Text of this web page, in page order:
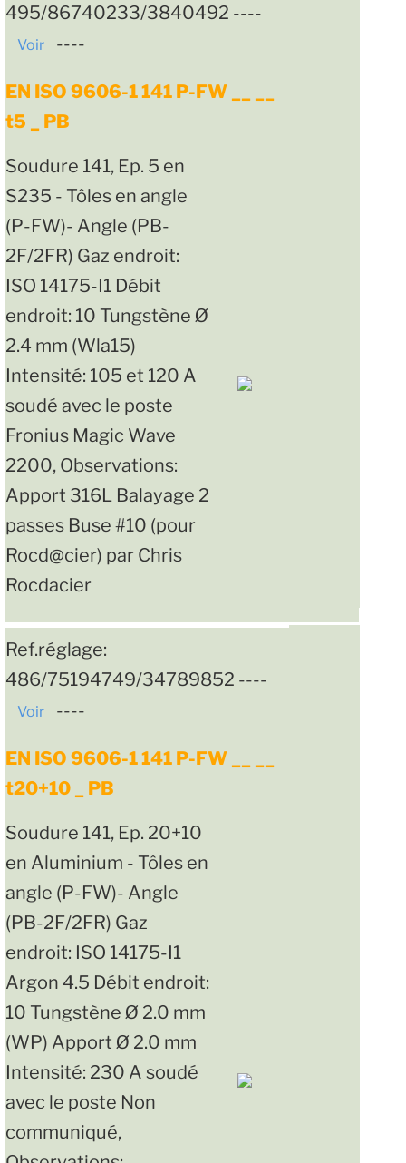
495/86740233/3840492 ----
Voir ----
EN ISO 9606-1 141 P-FW __ __
t5 _ PB
Soudure 141, Ep. 5 en
S235 - Tôles en angle
(P-FW)- Angle (PB-
2F/2FR) Gaz endroit:
ISO 14175-I1 Débit
endroit: 10 Tungstène Ø
2.4 mm (Wla15)
Intensité: 105 et 120 A
soudé avec le poste
Fronius Magic Wave
2200, Observations:
Apport 316L Balayage 2
passes Buse #10 (pour
Rocd@cier) par Chris
Rocdacier
Ref.réglage:
486/75194749/34789852 ----
Voir ----
EN ISO 9606-1 141 P-FW __ __
t20+10 _ PB
Soudure 141, Ep. 20+10
en Aluminium - Tôles en
angle (P-FW)- Angle
(PB-2F/2FR) Gaz
endroit: ISO 14175-I1
Argon 4.5 Débit endroit:
10 Tungstène Ø 2.0 mm
(WP) Apport Ø 2.0 mm
Intensité: 230 A soudé
avec le poste Non
communiqué,